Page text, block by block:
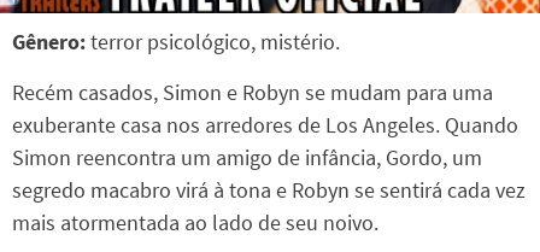
Gênero:terror psicológico, mistério.
Recém casados, Simon e Robyn se mudam para uma
exuberante casa nos arredores de Los Angeles. Quando
Simon reencontra um amigo de infância, Gordo, um
segredo macabro virá à tona e Robyn se sentirá cada vez
mais atormentada ao lado de seu noivo.